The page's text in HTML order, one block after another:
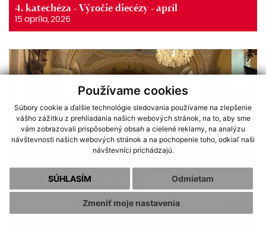
Používame cookies
Súbory cookie a ďalšie technológie sledovania používame na zlepšenie
vášho zážitku z prehliadania našich webových stránok, na to, aby sme
vám zobrazovali prispôsobený obsah a cielené reklamy, na analýzu
návštevnosti našich webových stránok a na pochopenie toho, odkiaľ naši
návštevníci prichádzajú.
SÚHLASÍM Odmietam
Zmeniť moje nastavenia
4. katechéza - Výročie diecézy - apríl
15 apríla, 2026
V Lučenci ocenili pedagógov katolíckych škôl